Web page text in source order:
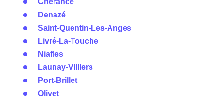
Chérancé
Denazé
Saint-Quentin-Les-Anges
Livré-La-Touche
Niafles
Launay-Villiers
Port-Brillet
Olivet